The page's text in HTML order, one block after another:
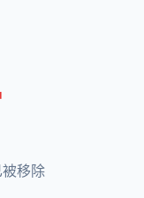
移除